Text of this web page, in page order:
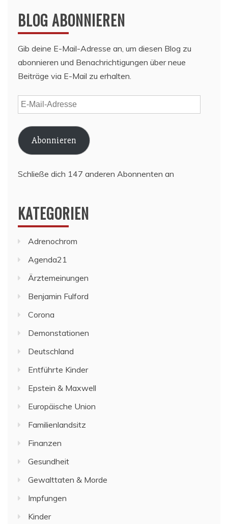
BLOG ABONNIEREN
Gib deine E-Mail-Adresse an, um diesen Blog zu
abonnieren und Benachrichtigungen über neue
Beiträge via E-Mail zu erhalten.
E-
Mail-
Adresse
Abonnieren
Schließe dich 147 anderen Abonnenten an
KATEGORIEN
Adrenochrom
Agenda21
Ärztemeinungen
Benjamin Fulford
Corona
Demonstationen
Deutschland
Entführte Kinder
Epstein & Maxwell
Europäische Union
Familienlandsitz
Finanzen
Gesundheit
Gewalttaten & Morde
Impfungen
Kinder